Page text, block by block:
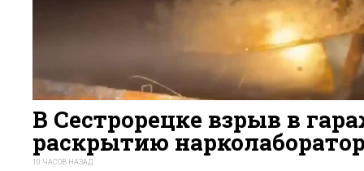
В Сестрорецке взрыв в
раскрытию
10 ЧАСОВ НАЗАД